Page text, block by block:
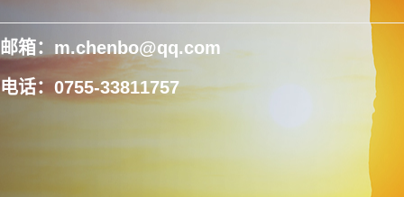
邮箱：m.chenbo@qq.com
电话：0755-33811757